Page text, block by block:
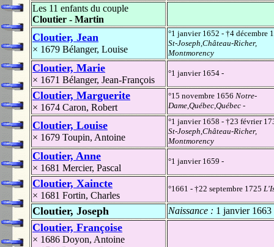
Les 11 enfants du couple
Cloutier - Martin
Cloutier, Jean
× 1679 Bélanger, Louise
°1 janvier 1652 - †4 décembre
St-Joseph,Château-Richer,
Montmorency
Cloutier, Marie
× 1671 Bélanger, Jean-François
°1 janvier 1654 -
Cloutier, Marguerite
× 1674 Caron, Robert
°15 novembre 1656 Notre-
Dame,Québec,Québec -
Cloutier, Louise
× 1679 Toupin, Antoine
°1 janvier 1658 - †23 février
St-Joseph,Château-Richer,
Montmorency
Cloutier, Anne
× 1681 Mercier, Pascal
°1 janvier 1659 -
Cloutier, Xaincte
× 1681 Fortin, Charles
°1661 - †22 septembre 1725
Cloutier, Joseph Naissance : 1 janvier 1663
Cloutier, Françoise
× 1686 Doyon, Antoine